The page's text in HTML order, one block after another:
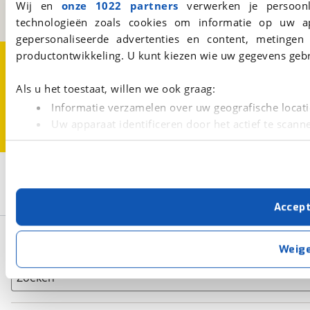
Wij en onze 1022 partners verwerken je
technologieën zoals cookies om informatie op
gepersonaliseerde advertenties en content,
productontwikkeling. U kunt kiezen wie uw gegevens
Als u het toestaat, willen we ook graag:
Informatie verzamelen over uw geografische
Uw apparaat identificeren door het actief te
Lees meer over hoe uw persoonlijke gegevens worden
Met cookies en vergelijkbare technieken zorgen we
cookies zorgen ervoor dat de website goed werkt.
verbeteren. We tonen je graag relevante advertenties
buiten onze website volgt – uiteraard op
privacyverklaring
. Als je weigert, plaatsen we alleen
kun je later altijd aanpassen via devoorkeurenpagina.
Mihatra
Basisgegevens
Zoeken
BOVAG
Over viaBOVAG.nlDisclaimer- en Privacyverklaring